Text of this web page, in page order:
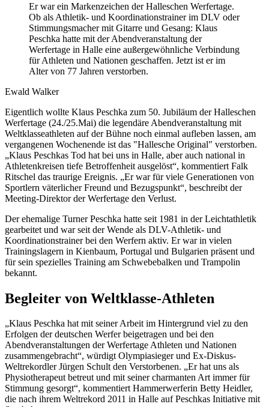
Er war ein Markenzeichen der Halleschen Werfertage.
Ob als Athletik- und Koordinationstrainer im DLV oder
Stimmungsmacher mit Gitarre und Gesang: Klaus
Peschka hatte mit der Abendveranstaltung der
Werfertage in Halle eine außergewöhnliche Verbindung
für Athleten und Nationen geschaffen. Jetzt ist er im
Alter von 77 Jahren verstorben.
Ewald Walker
Eigentlich wollte Klaus Peschka zum 50. Jubiläum der Halleschen
Werfertage (24./25.Mai) die legendäre Abendveranstaltung mit
Weltklasseathleten auf der Bühne noch einmal aufleben lassen, am
vergangenen Wochenende ist das "Hallesche Original" verstorben.
„Klaus Peschkas Tod hat bei uns in Halle, aber auch national in
Athletenkreisen tiefe Betroffenheit ausgelöst“, kommentiert Falk
Ritschel das traurige Ereignis. „Er war für viele Generationen von
Sportlern väterlicher Freund und Bezugspunkt“, beschreibt der
Meeting-Direktor der Werfertage den Verlust.
Der ehemalige Turner Peschka hatte seit 1981 in der Leichtathletik
gearbeitet und war seit der Wende als DLV-Athletik- und
Koordinationstrainer bei den Werfern aktiv. Er war in vielen
Trainingslagern in Kienbaum, Portugal und Bulgarien präsent und
für sein spezielles Training am Schwebebalken und Trampolin
bekannt.
Begleiter von Weltklasse-Athleten
„Klaus Peschka hat mit seiner Arbeit im Hintergrund viel zu den
Erfolgen der deutschen Werfer beigetragen und bei den
Abendveranstaltungen der Werfertage Athleten und Nationen
zusammengebracht“, würdigt Olympiasieger und Ex-Diskus-
Weltrekordler Jürgen Schult den Verstorbenen. „Er hat uns als
Physiotherapeut betreut und mit seiner charmanten Art immer für
Stimmung gesorgt“, kommentiert Hammerwerferin Betty Heidler,
die nach ihrem Weltrekord 2011 in Halle auf Peschkas Initiative mit